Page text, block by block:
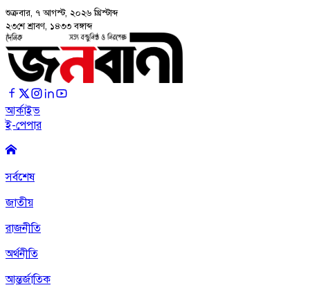
শুক্রবার, ৭ আগস্ট, ২০২৬ খ্রিস্টাব্দ
২৩শে শ্রাবণ, ১৪৩৩ বঙ্গাব্দ
আর্কাইভ
ই-পেপার
সর্বশেষ
জাতীয়
রাজনীতি
অর্থনীতি
আন্তর্জাতিক